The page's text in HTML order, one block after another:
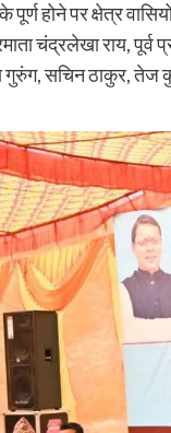
होने पर क्षेत्र
चंद्रलेखा राय, पूर्व
गुरुंग, सचिन ठाकुर, तेज